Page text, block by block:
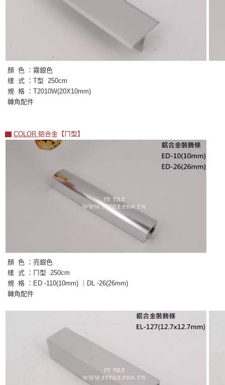
顏 色 ：霧銀色
樣 式 ：T型 250cm
規 格 ：T2010W(20X10mm)
轉角配件
▇ COLOR 鋁合金【ㄇ型】
顏 色 ： 亮銀色
樣 式 ： ㄇ型 250cm
規 格 ：ED -110(10mm) ｜DL -26(26mm)
轉角配件